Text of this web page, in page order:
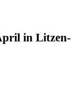
in Lit­zen­